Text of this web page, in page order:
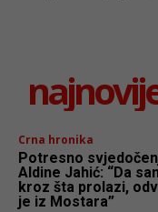
Crna hronika
Potresno
Aldine Jahić: “Da
kroz šta prolazi,
je iz Mostara”